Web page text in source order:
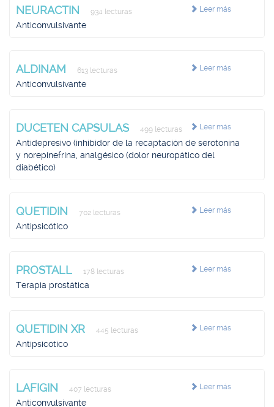
Leer más
NEURACTIN 934 lecturas
Anticonvulsivante
Leer más
ALDINAM 613 lecturas
Anticonvulsivante
Leer más
DUCETEN CAPSULAS 499 lecturas
Antidepresivo (inhibidor de la recaptación de serotonina
y norepinefrina, analgésico (dolor neuropático del
diabético)
Leer más
QUETIDIN 702 lecturas
Antipsicótico
Leer más
PROSTALL 178 lecturas
Terapia prostática
Leer más
QUETIDIN XR 445 lecturas
Antipsicótico
Leer más
LAFIGIN 407 lecturas
Anticonvulsivante